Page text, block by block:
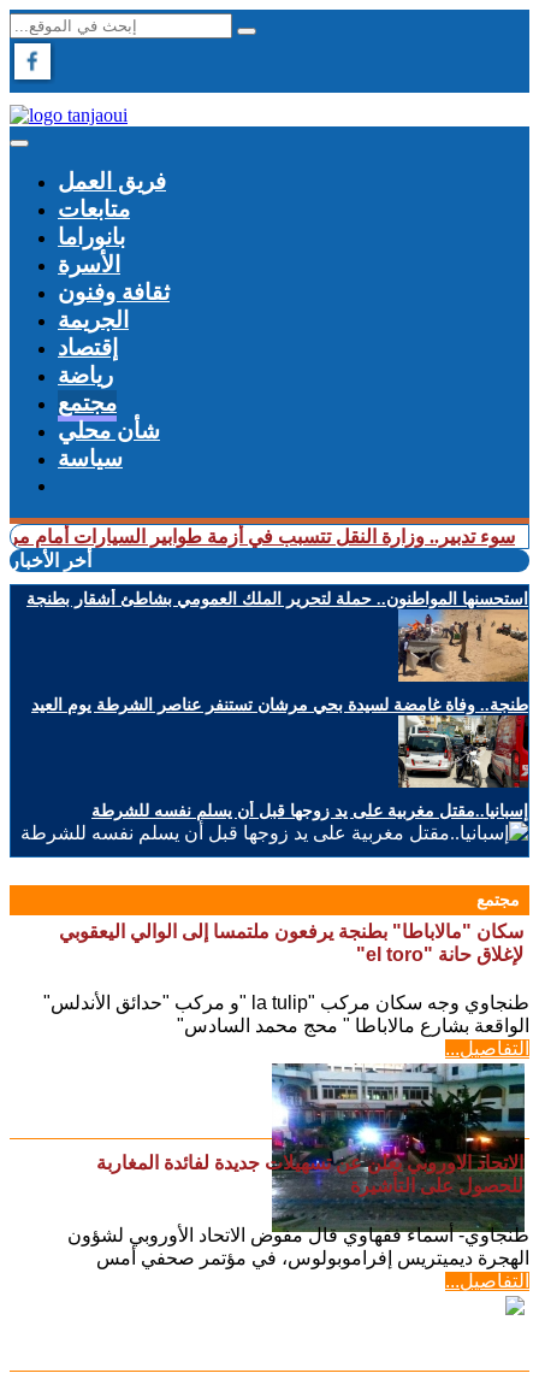
فريق العمل
متابعات
بانوراما
الأسرة
ثقافة وفنون
الجريمة
إقتصاد
رياضة
مجتمع
شأن محلي
سياسة
وزارة النقل تتسبب في أزمة طوابير السيارات أمام مراكز
أخر الأخبار
استحسنها المواطنون.. حملة لتحرير الملك العمومي بشاطئ أشقار بطنجة
طنجة.. وفاة غامضة لسيدة بحي مرشان تستنفر عناصر الشرطة يوم العيد
إسبانيا..مقتل مغربية على يد زوجها قبل أن يسلم نفسه للشرطة
مجتمع
سكان "مالاباطا" بطنجة يرفعون ملتمسا إلى الوالي اليعقوبي
لإغلاق حانة "el toro"
طنجاوي وجه سكان مركب "la tulip "و مركب "حدائق اﻷندلس"
الواقعة بشارع مالاباطا " محج محمد السادس"
التفاصيل...
الاتحاد الاوروبي يعلن عن تسهيلات جديدة لفائدة المغاربة
للحصول على التأشيرة
طنجاوي- أسماء فقهاوي قال مفوض الاتحاد الأوروبي لشؤون
الهجرة ديميتريس إفراموبولوس، في مؤتمر صحفي أمس
التفاصيل...